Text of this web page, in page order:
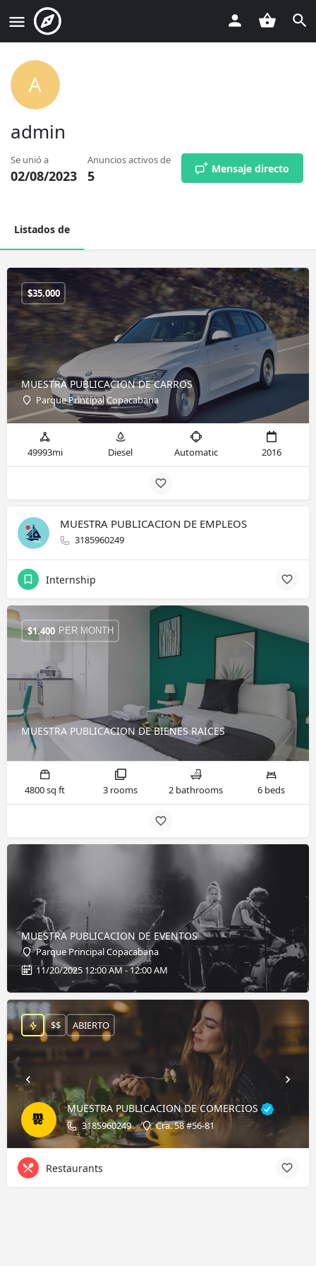
admin
Se unió a
02/08/2023
Anuncios activos de
5 Mensaje directo
Listados de
MUESTRA PUBLICACION DE CARROS
Parque Principal Copacabana
$35.000
49993mi Diesel Automatic 2016
MUESTRA PUBLICACION DE EMPLEOS
3185960249
Internship
MUESTRA PUBLICACION DE BIENES RAICES
$1.400 PER MONTH
4800 sq ft 3 rooms 2 bathrooms 6 beds
MUESTRA PUBLICACION DE EVENTOS
Parque Principal Copacabana
11/20/2025 12:00 AM - 12:00 AM
MUESTRA PUBLICACION DE COMERCIOS
3185960249 Cra. 58 #56-81
$$ ABIERTO
Restaurants